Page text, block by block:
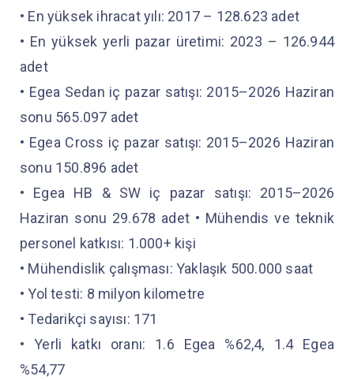
• En yüksek ihracat yılı: 2017 – 128.623 adet
• En yüksek yerli pazar üretimi: 2023 – 126.944
adet
• Egea Sedan iç pazar satışı: 2015–2026 Haziran
sonu 565.097 adet
• Egea Cross iç pazar satışı: 2015–2026 Haziran
sonu 150.896 adet
• Egea HB & SW iç pazar satışı: 2015–2026
Haziran sonu 29.678 adet • Mühendis ve teknik
personel katkısı: 1.000+ kişi
• Mühendislik çalışması: Yaklaşık 500.000 saat
• Yol testi: 8 milyon kilometre
• Tedarikçi sayısı: 171
• Yerli katkı oranı: 1.6 Egea %62,4, 1.4 Egea
%54,77